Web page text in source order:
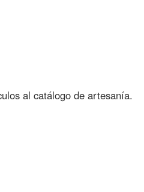
al catálogo de artesanía.